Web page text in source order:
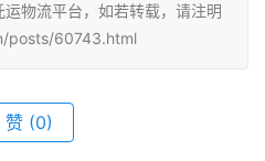
物流平台，如若转载，请注明
posts/60743.html
赞 (0)